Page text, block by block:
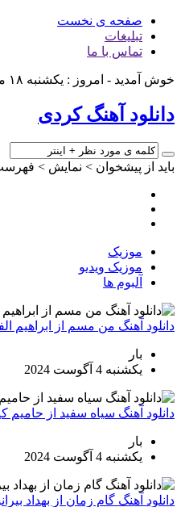
صفحه ی نخست
تبلیغات
تماس با ما
خوش آمدید - امروز : یکشنبه ۱۸ مرداد ۱۴۰۵
دانلود آهنگ کردی
باید از پیشخوان > نمایش >
موزیک
موزیک ویدیو
آلبوم ها
دانلود آهنگ من مسم از ابراهیم الفتی
بار
یکشنبه 4 آگوست 2024
دانلود آهنگ سیاه سفید از حامیم کیفیت
بار
یکشنبه 4 آگوست 2024
دانلود آهنگ گام زمان از بهداد بیرانوند